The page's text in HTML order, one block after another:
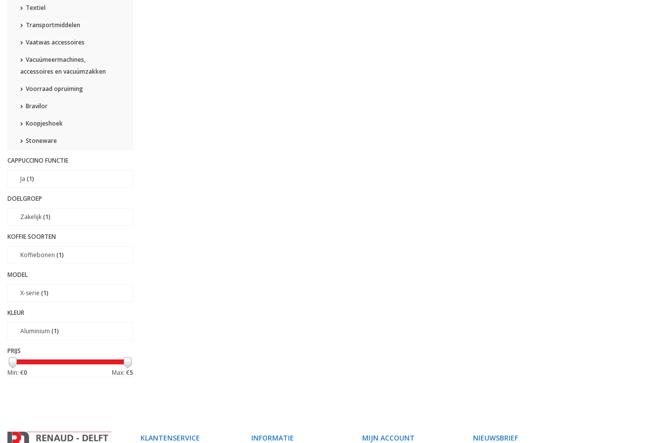
Textiel
Transportmiddelen
Vaatwas accessoires
Vacuümeermachines,
accessoires en vacuümzakken
Voorraad opruiming
Bravilor
Koopjeshoek
Stoneware
CAPPUCCINO FUNCTIE
Ja (1)
DOELGROEP
Zakelijk(1)
KOFFIE SOORTEN
Koffiebonen (1)
MODEL
X-serie (1)
KLEUR
Aluminium (1)
PRIJS
Min: €0 Max: €5
KLANTENSERVICE INFORMATIE MIJN ACCOUNT NIEUWSBRIEF